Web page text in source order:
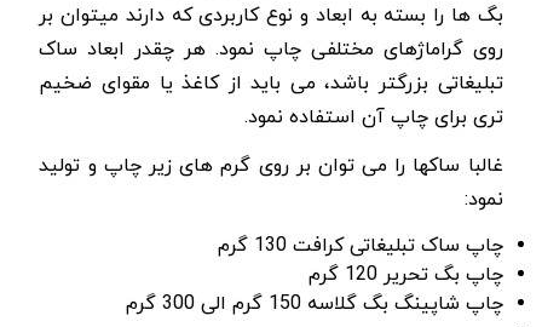
بگ ها را بسته به ابعاد و نوع کاربردی که دارند میتوان بر
روی گراماژهای مختلفی چاپ نمود. هر چقدر ابعاد ساک
تبلیغاتی بزرگتر باشد، می باید از کاغذ یا مقوای ضخیم
تری برای چاپ آن استفاده نمود.
غالبا ساکها را می توان بر روی گرم های زیر چاپ و تولید
نمود:
چاپ ساک تبلیغاتی کرافت 130 گرم
چاپ بگ تحریر 120 گرم
چاپ شاپینگ بگ گلاسه 150 گرم الی 300 گرم